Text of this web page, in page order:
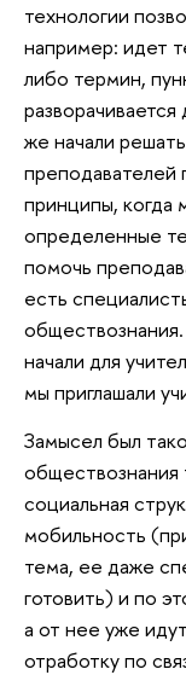
технологии
например: идет
либо термин,
же начали
преподавателей
принципы, когда
определенные
помочь
есть
начали для
мы приглашали
Замысел был
обществознания
социальная
мобильность
тема, ее даже
готовить) и по
а от нее уже
отработку по